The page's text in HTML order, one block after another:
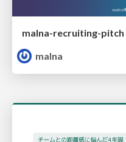
malna-recruiting-pitch
malna